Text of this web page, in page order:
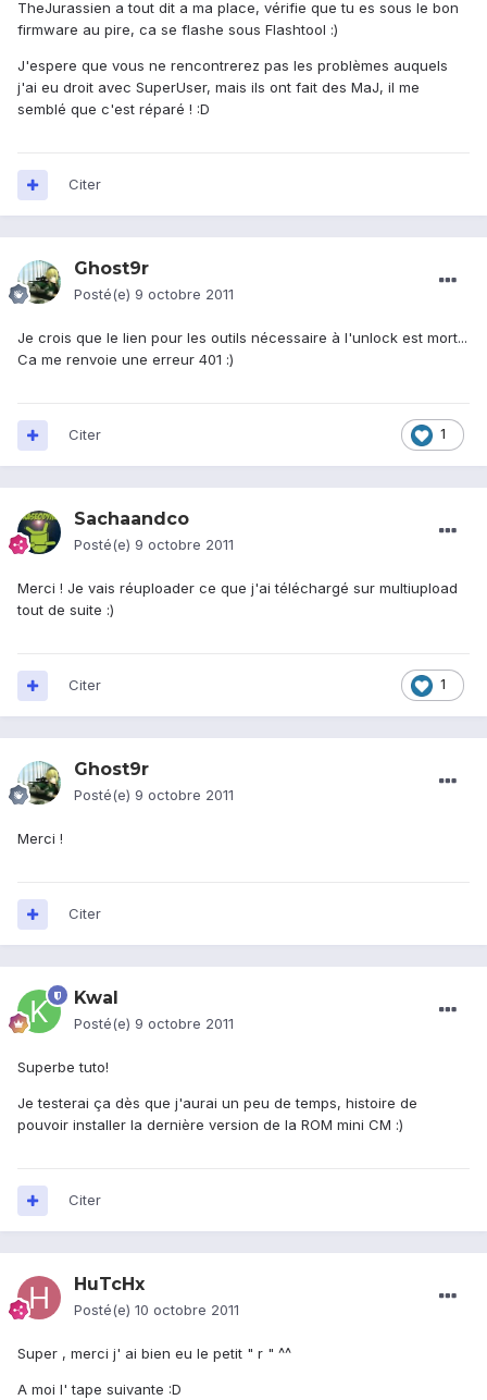
TheJurassien a tout dit a ma place, vérifie que tu es sous le bon
firmware au pire, ca se flashe sous Flashtool :)
J'espere que vous ne rencontrerez pas les problèmes auquels
j'ai eu droit avec SuperUser, mais ils ont fait des MaJ, il me
semblé que c'est réparé ! :D
Citer
Ghost9r
Posté(e) 9 octobre 2011
Je crois que le lien pour les outils nécessaire à l'unlock est mort...
Ca me renvoie une erreur 401 :)
1
Citer
Sachaandco
Posté(e) 9 octobre 2011
Merci ! Je vais réuploader ce que j'ai téléchargé sur multiupload
tout de suite :)
1
Citer
Ghost9r
Posté(e) 9 octobre 2011
Merci !
Citer
Kwal
Posté(e) 9 octobre 2011
Superbe tuto!
Je testerai ça dès que j'aurai un peu de temps, histoire de
pouvoir installer la dernière version de la ROM mini CM :)
Citer
HuTcHx
Posté(e) 10 octobre 2011
Super , merci j' ai bien eu le petit " r " ^^
A moi l' tape suivante :D